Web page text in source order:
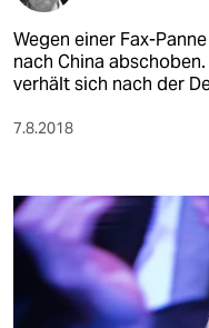
Wegen einer Fax-
nach China
verhält sich nach der
7.8.2018